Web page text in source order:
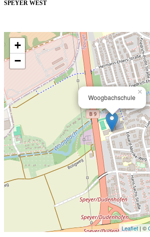
SPEYER WEST
Woogbachschule
×
+
−
Leaflet| ©